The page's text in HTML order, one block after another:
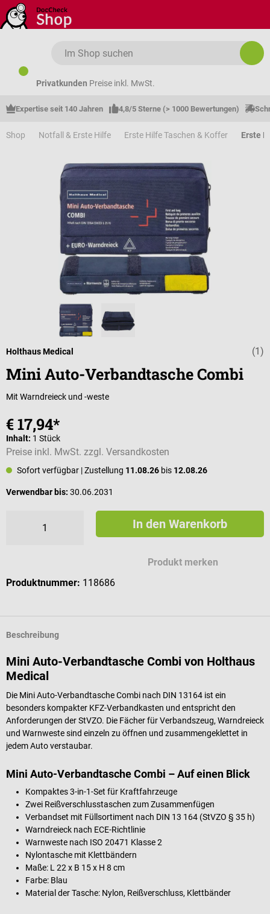
Zum Hauptinhalt springen
Privatkunden Preise inkl. MwSt.
Expertise seit 140 Jahren 4,8/5 Sterne (> 1000 Bewertungen)
Shop Notfall & Erste Hilfe Erste Hilfe Taschen & Koffer Erste
(1)
Holthaus Medical
Mini Auto-Verbandtasche Combi
Mit Warndreieck und -weste
€ 17,94*
Inhalt: 1 Stück
Preise inkl. MwSt. zzgl. Versandkosten
Sofort verfügbar | Zustellung 11.08.26 bis 12.08.26
Verwendbar bis: 30.06.2031
In den Warenkorb
Produkt merken
Produktnummer: 118686
Beschreibung
Mini Auto-Verbandtasche Combi von Holthaus
Medical
Die Mini Auto-Verbandtasche Combi nach DIN 13164 ist ein
besonders kompakter KFZ-Verbandkasten und entspricht den
Anforderungen der StVZO. Die Fächer für Verbandszeug, Warndreieck
und Warnweste sind einzeln zu öffnen und zusammengeklettet in
jedem Auto verstaubar.
Mini Auto-Verbandtasche Combi – Auf einen Blick
Kompaktes 3-in-1-Set für Kraftfahrzeuge
Zwei Reißverschlusstaschen zum Zusammenfügen
Verbandset mit Füllsortiment nach DIN 13 164 (StVZO § 35 h)
Warndreieck nach ECE-Richtlinie
Warnweste nach ISO 20471 Klasse 2
Nylontasche mit Klettbändern
Maße: L 22 x B 15 x H 8 cm
Farbe: Blau
Material der Tasche: Nylon, Reißverschluss, Klettbänder